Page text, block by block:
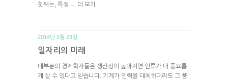
첫째는, 특정 → 더 보기
2014년 1월 23일.
일자리의 미래
대부분의 경제학자들은 생산성이 높아지면 인류가 더 풍요롭
게 살 수 있다고 믿습니다. 기계가 인력을 대체하더라도 그 풍